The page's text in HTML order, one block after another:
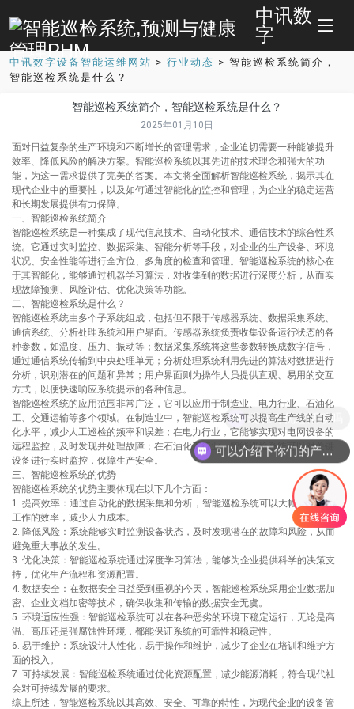
中讯数
字
中讯数字设备智能运维网站 > 行业动态 > 智能巡检系统简介，
智能巡检系统是什么？
智能巡检系统简介，智能巡检系统是什么？
2025年01月10日
面对日益复杂的生产环境和不断增长的管理需求，企业迫切需要一种能够提升
效率、降低风险的解决方案。智能巡检系统以其先进的技术理念和强大的功
能，为这一需求提供了完美的答案。本文将全面解析智能巡检系统，揭示其在
现代企业中的重要性，以及如何通过智能化的监控和管理，为企业的稳定运营
和长期发展提供有力保障。
一、智能巡检系统简介
智能巡检系统是一种集成了现代信息技术、自动化技术、通信技术的综合性系
统。它通过实时监控、数据采集、智能分析等手段，对企业的生产设备、环境
状况、安全性能等进行全方位、多角度的检查和管理。智能巡检系统的核心在
于其智能化，能够通过机器学习算法，对收集到的数据进行深度分析，从而实
现故障预测、风险评估、优化决策等功能。
二、智能巡检系统是什么？
智能巡检系统由多个子系统组成，包括但不限于传感器系统、数据采集系统、
通信系统、分析处理系统和用户界面。传感器系统负责收集设备运行状态的各
种参数，如温度、压力、振动等；数据采集系统将这些参数转换成数字信号，
通过通信系统传输到中央处理单元；分析处理系统利用先进的算法对数据进行
分析，识别潜在的问题和异常；用户界面则为操作人员提供直观、易用的交互
方式，以便快速响应系统提示的各种信息。
智能巡检系统的应用范围非常广泛，它可以应用于制造业、电力行业、石油化
工、交通运输等多个领域。在制造业中，智能巡检系统可以提高生产线的自动
化水平，减少人工巡检的频率和误差；在电力行业，它能够实现对电网设备的
远程监控，及时发现并处理故障；在石油化工行业，智能巡检系统可以对关键
设备进行实时监控，保障生产安全。
三、智能巡检系统的优势
智能巡检系统的优势主要体现在以下几个方面：
1. 提高效率：通过自动化的数据采集和分析，智能巡检系统可以大幅提高巡检
工作的效率，减少人力成本。
2. 降低风险：系统能够实时监测设备状态，及时发现潜在的故障和风险，从而
避免重大事故的发生。
3. 优化决策：智能巡检系统通过深度学习算法，能够为企业提供科学的决策支
持，优化生产流程和资源配置。
4. 数据安全：在数据安全日益受到重视的今天，智能巡检系统采用企业数据加
密、企业文档加密等技术，确保收集和传输的数据安全无虞。
5. 环境适应性强：智能巡检系统可以在各种恶劣的环境下稳定运行，无论是高
温、高压还是强腐蚀性环境，都能保证系统的可靠性和稳定性。
6. 易于维护：系统设计人性化，易于操作和维护，减少了企业在培训和维护方
面的投入。
7. 可持续发展：智能巡检系统通过优化资源配置，减少能源消耗，符合现代社
会对可持续发展的要求。
综上所述，智能巡检系统以其高效、安全、可靠的特性，为现代企业的设备管
可以介绍下你们的产品么
现在有优惠活动吗